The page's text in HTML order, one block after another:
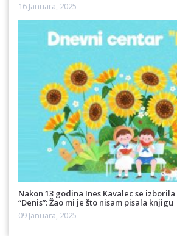
16 Januara, 2025
Nakon 13 godina Ines Kavalec se
“Denis”: Žao mi je što nisam pisala knjigu
09 Januara, 2025